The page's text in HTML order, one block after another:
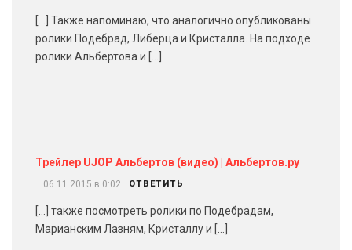
[…] Также напоминаю, что аналогично опубликованы
ролики Подебрад, Либерца и Кристалла. На подходе
ролики Альбертова и […]
Трейлер UJOP Альбертов (видео) | Альбертов.ру
06.11.2015 в 0:02 ОТВЕТИТЬ
[…] также посмотреть ролики по Подебрадам,
Марианским Лазням, Кристаллу и […]